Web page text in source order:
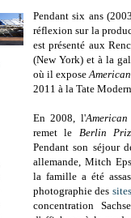
Pendant six ans
réflexion sur la
est présenté aux
(New York) et à la
où il expose
2011 à la Tate
En2008, l'
remet le Berlin
Pendant son séjour
allemande, Mitch
la famille a été
photographie des
concentration